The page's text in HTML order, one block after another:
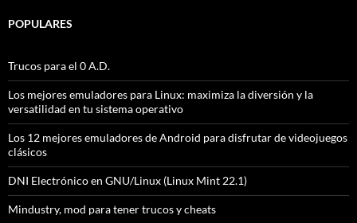
POPULARES
Trucos para el 0 A.D.
Los mejores emuladores para Linux: maximiza la diversión y la
versatilidad en tu sistema operativo
Los 12 mejores emuladores de Android para disfrutar de videojuegos
clásicos
DNI Electrónico en GNU/Linux (Linux Mint 22.1)
Mindustry, mod para tener trucos y cheats